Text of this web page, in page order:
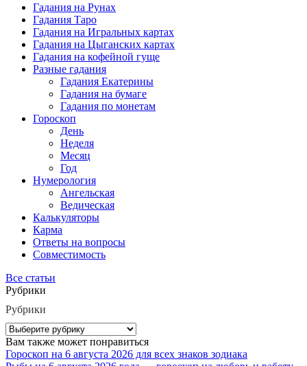
Гадания на Рунах
Гадания Таро
Гадания на Игральных картах
Гадания на Цыганских картах
Гадания на кофейной гуще
Разные гадания
Гадания Екатерины
Гадания на бумаге
Гадания по монетам
Гороскоп
День
Неделя
Месяц
Год
Нумерология
Ангельская
Ведическая
Калькуляторы
Карма
Ответы на вопросы
Совместимость
Все статьи
Рубрики
Рубрики
Вам также может понравиться
Гороскоп на 6 августа 2026 для всех знаков зодиака